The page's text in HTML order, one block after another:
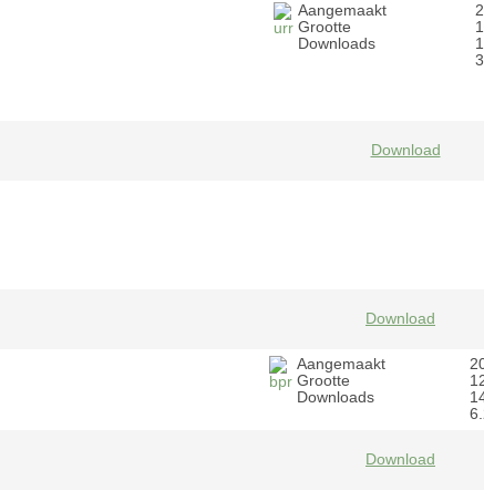
Aangemaakt
Grootte
Downloads
Download
Download
Aangemaakt
Grootte
Downloads
Download